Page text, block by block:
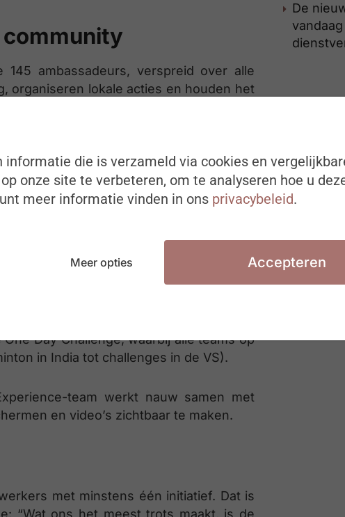
ambassadeurs, verspreid over alle
organiseren lokale acties en houden het
team en een taskforce per regio. Ze
“Hun enthousiasme werkt
vaak de tweede keer wel mee, gewoon
5.000 mensen wereldwijd betrokken,
Day Challenge, waarbij alle teams op
in India tot challenges in de VS).
team werkt nauw samen met
en video’s zichtbaar te maken.
met minstens één initiatief. Dat is
“Wat ons het meest trots maakt, is de
De
informatie die is verzameld via cookies en
onze site te verbeteren, om te analyseren hoe u
meer informatie vinden in ons privacybeleid.
Meer opties Accepteren